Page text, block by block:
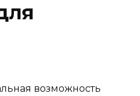
возможность